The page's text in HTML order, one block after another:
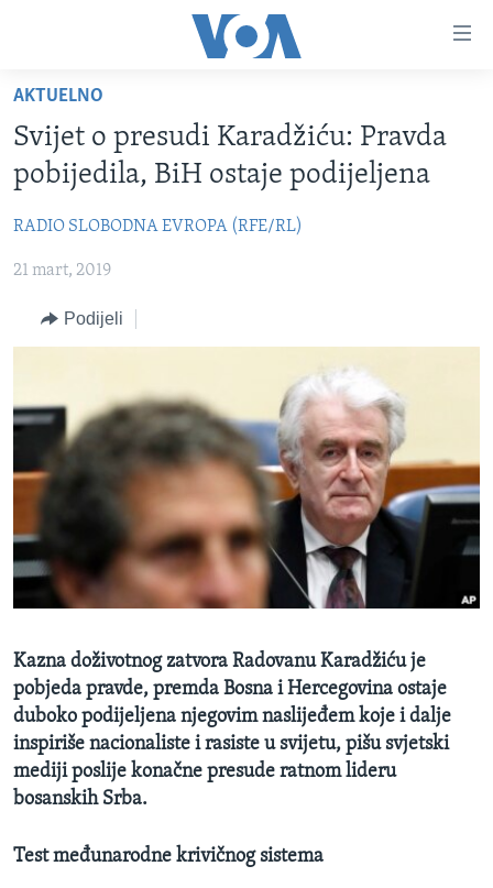
glavni
sadržaj
na
glavnu
Idi
pretragu
VIDEO
FOTOGRAFIJE DANA
VIJESTI
SJEDINJENE AMERIČKE DRŽAVE
BOSNA I HERCEGOVINA
NAUKA I TEHNOLOGIJA
SPECIJALNI PROJEKTI
SLOBODA MEDIJA
ŽENSKA STRANA
IZBJEGLIČKA STRANA
O GLASU AMERIKE
Learning English
PRATITE NAS
Jezici
AKTUELNO
Svijet o presudi Karadžiću: Pravda
pobijedila, BiH ostaje podijeljena
RADIO SLOBODNA EVROPA (RFE/RL)
21 mart, 2019
Podijeli
Kazna doživotnog zatvora Radovanu Karadžiću je
pobjeda pravde, premda Bosna i Hercegovina ostaje
duboko podijeljena njegovim naslijeđem koje i dalje
inspiriše nacionaliste i rasiste u svijetu, pišu svjetski
mediji poslije konačne presude ratnom lideru
bosanskih Srba.
Test međunarodne krivičnog sistema